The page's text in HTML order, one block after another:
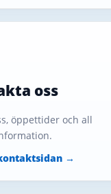
oss
öppettider och all
→